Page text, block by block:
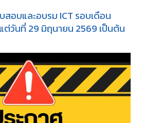
อบและอบรม ICT รอบเดือน
วันที่ 29 มิถุนายน 2569 เป็นต้น